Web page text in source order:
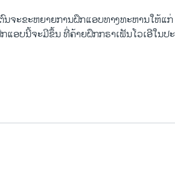
ຈະ​ຂະ​ຫຍາຍ​ການ​ຝຶກ​ແອບ​ທາງ​ທະ​ຫານ​ໃຫ້​ແກ່
ອບນີ້ຈະ​ມີ​ຂຶ້ນ ​ທີ່​ຄ້າຍ​ຝຶກກ​ຣາ​ເຟັນ​ໂວ​ເອີໃນ​ປະ​